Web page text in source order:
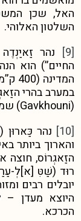
האל, שכן
השלטון האלוהי.
[9]
החיים”) הוא
במערב בהרי
(Gavkhouni) שמדרום-מזרח לאצפהאן.
[10]
הזַאגְרוֹס, חוצה
רוּד (שַׁטִּ [א]לְ-
יובלים רבים
היוצא מעדן –
הכרכא.